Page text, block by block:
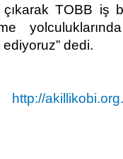
TOBB iş
dedi.
http://